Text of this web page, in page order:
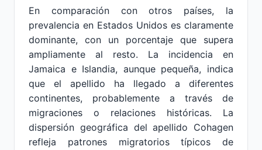
En comparación con otros países, la
prevalencia en Estados Unidos es claramente
dominante, con un porcentaje que supera
ampliamente al resto. La incidencia en
Jamaica e Islandia, aunque pequeña, indica
que el apellido ha llegado a diferentes
continentes, probablemente a través de
migraciones o relaciones históricas. La
dispersión geográfica del apellido Cohagen
refleja patrones migratorios típicos de